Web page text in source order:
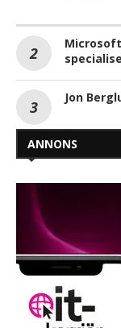
Jon
ANNONS